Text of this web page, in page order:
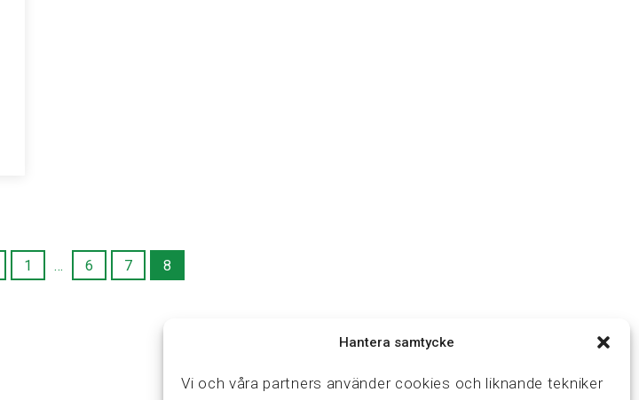
Hantera samtycke
Vi och våra partners använder cookies och liknande tekniker
1 … 6 7 8